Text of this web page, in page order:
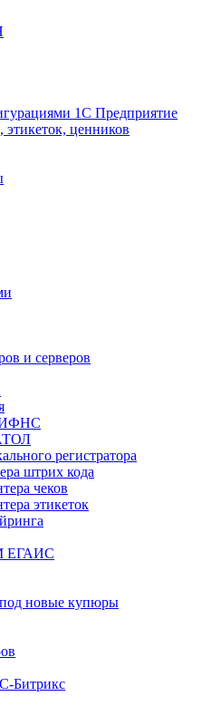
1С Предприятие
этикеток, ценников
и серверов
регистратора
штрих кода
чеков
этикеток
ЕГАИС
новые купюры
Битрикс